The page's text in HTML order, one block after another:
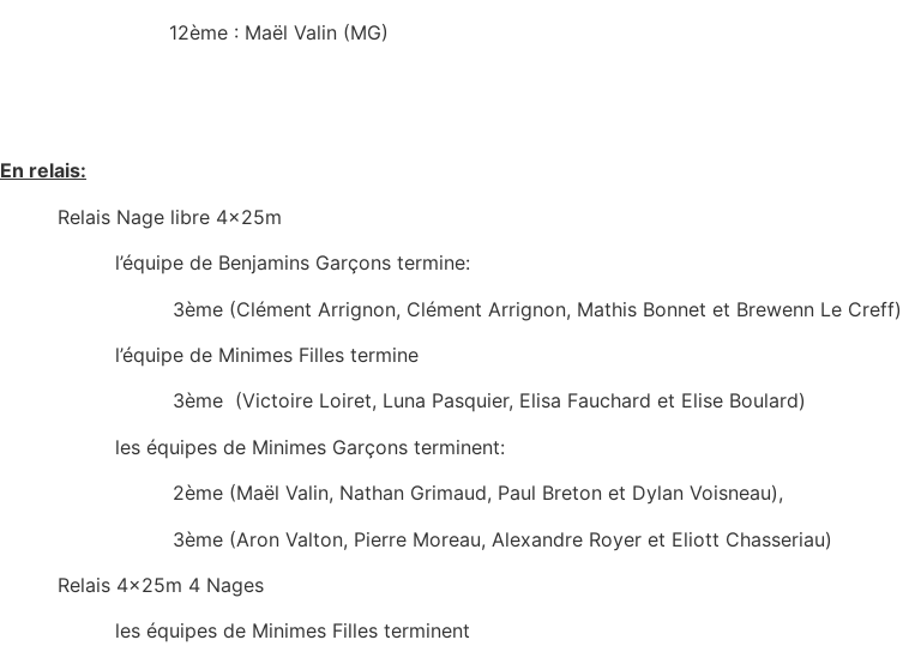
12ème : Maël Valin (MG)
En relais:
Relais Nage libre 4x25m
l’équipe de Benjamins Garçons termine:
3ème (Clément Arrignon, Clément Arrignon, Mathis Bonnet et Brewenn Le Creff)
l’équipe de Minimes Filles termine
3ème (Victoire Loiret, Luna Pasquier, Elisa Fauchard et Elise Boulard)
les équipes de Minimes Garçons terminent:
2ème (Maël Valin, Nathan Grimaud, Paul Breton et Dylan Voisneau),
3ème (Aron Valton, Pierre Moreau, Alexandre Royer et Eliott Chasseriau)
Relais 4x25m 4 Nages
les équipes de Minimes Filles terminent